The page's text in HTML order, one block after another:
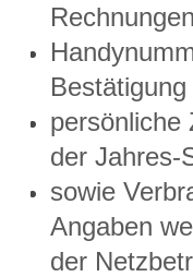
persönliche
der Jahres-
sowie
Angaben
der